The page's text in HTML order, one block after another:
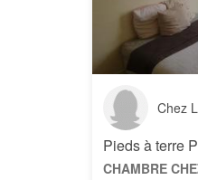
Chez
Pieds à terre
CHAMBRE